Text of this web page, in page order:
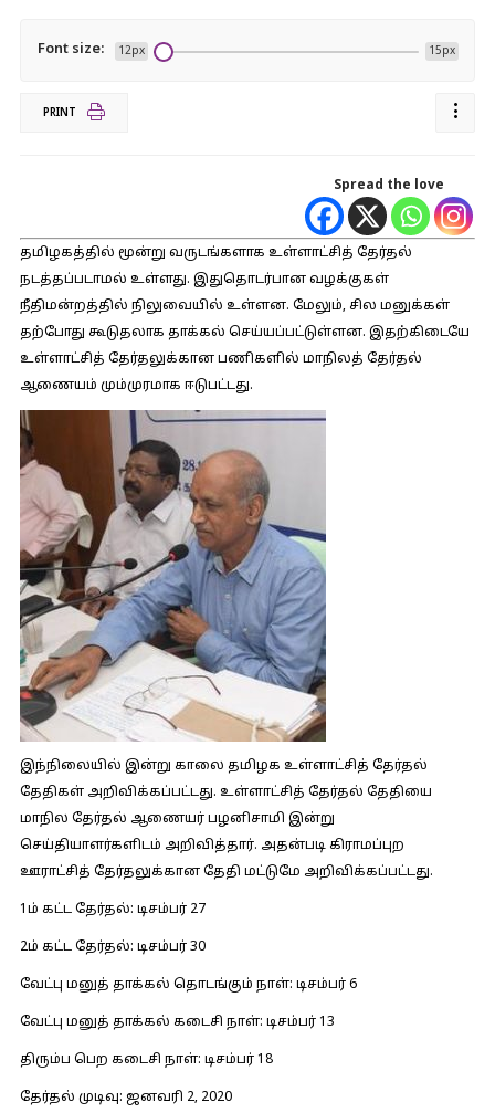
Font size: 12px 15px
PRINT
Spread the love
தமிழகத்தில் மூன்று வருடங்களாக உள்ளாட்சித் தேர்தல்
நடத்தப்படாமல் உள்ளது. இதுதொடர்பான வழக்குகள்
நீதிமன்றத்தில் நிலுவையில் உள்ளன. மேலும், சில மனுக்கள்
தற்போது கூடுதலாக தாக்கல் செய்யப்பட்டுள்ளன. இதற்கிடையே
உள்ளாட்சித் தேர்தலுக்கான பணிகளில் மாநிலத் தேர்தல்
ஆணையம் மும்முரமாக ஈடுபட்டது.
இந்நிலையில் இன்று காலை தமிழக உள்ளாட்சித் தேர்தல்
தேதிகள் அறிவிக்கப்பட்டது. உள்ளாட்சித் தேர்தல் தேதியை
மாநில தேர்தல் ஆணையர் பழனிசாமி இன்று
செய்தியாளர்களிடம் அறிவித்தார். அதன்படி கிராமப்புற
ஊராட்சித் தேர்தலுக்கான தேதி மட்டுமே அறிவிக்கப்பட்டது.
1ம் கட்ட தேர்தல்: டிசம்பர் 27
2ம் கட்ட தேர்தல்: டிசம்பர் 30
வேட்பு மனுத் தாக்கல் தொடங்கும் நாள்: டிசம்பர் 6
வேட்பு மனுத் தாக்கல் கடைசி நாள்: டிசம்பர் 13
திரும்ப பெற கடைசி நாள்: டிசம்பர் 18
தேர்தல் முடிவு: ஜனவரி 2, 2020